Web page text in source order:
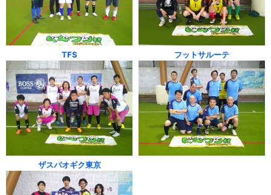
TFS フットサルーテ
ザスパオギク東京